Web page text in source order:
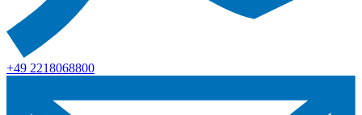
+49 2218068800